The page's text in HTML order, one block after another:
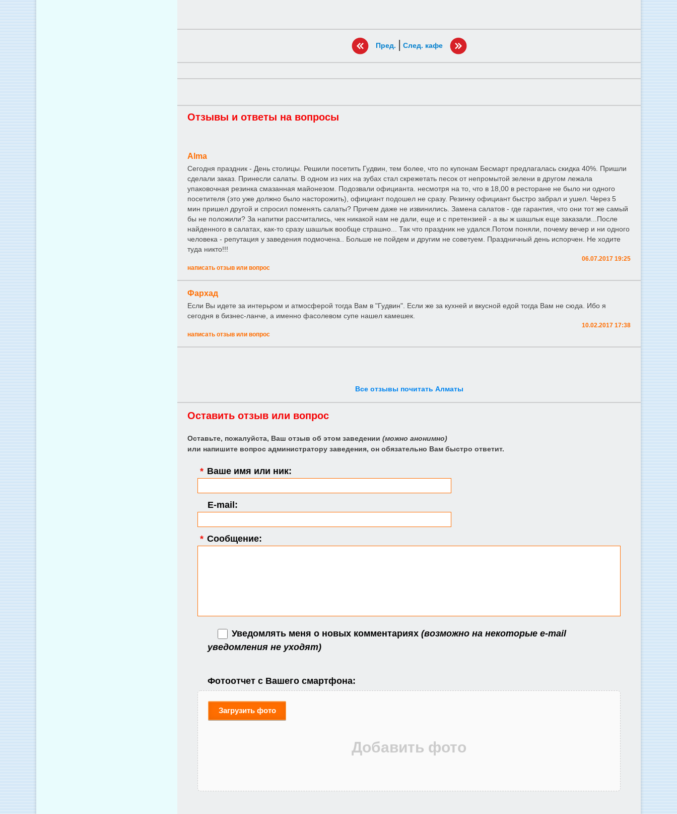
Пред. | След. кафе
Отзывы и ответы на вопросы
Alma
Сегодня праздник - День столицы. Решили посетить Гудвин, тем более, что по купонам Бесмарт предлагалась скидка 40%. Пришли
сделали заказ. Принесли салаты. В одном из них на зубах стал скрежетать песок от непромытой зелени в другом лежала
упаковочная резинка смазанная майонезом. Подозвали официанта. несмотря на то, что в 18,00 в ресторане не было ни одного
посетителя (это уже должно было насторожить), официант подошел не сразу. Резинку официант быстро забрал и ушел. Через 5
мин пришел другой и спросил поменять салаты? Причем даже не извинились. Замена салатов - где гарантия, что они тот же самый
бы не положили? За напитки рассчитались, чек никакой нам не дали, еще и с претензией - а вы ж шашлык еще заказали...После
найденного в салатах, как-то сразу шашлык вообще страшно... Так что праздник не удался.Потом поняли, почему вечер и ни одного
человека - репутация у заведения подмочена.. Больше не пойдем и другим не советуем. Праздничный день испорчен. Не ходите
туда никто!!!
06.07.2017 19:25
написать отзыв или вопрос
Фархад
Если Вы идете за интерьром и атмосферой тогда Вам в "Гудвин". Если же за кухней и вкусной едой тогда Вам не сюда. Ибо я
сегодня в бизнес-ланче, а именно фасолевом супе нашел камешек.
10.02.2017 17:38
написать отзыв или вопрос
Все отзывы почитать Алматы
Оставить отзыв или вопрос
Оставьте, пожалуйста, Ваш отзыв об этом заведении (можно анонимно)
или напишите вопрос администратору заведения, он обязательно Вам быстро ответит.
* Ваше имя или ник:
E-mail:
* Сообщение:
Уведомлять меня о новых комментариях (возможно на некоторые e-mail
уведомления не уходят)
Фотоотчет с Вашего смартфона:
Загрузить фото